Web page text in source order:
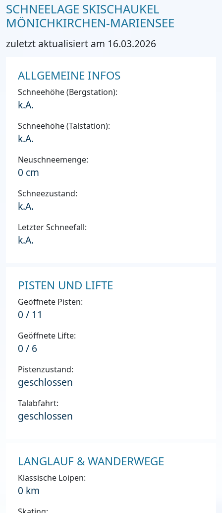
SCHNEELAGE SKISCHAUKEL
MÖNICHKIRCHEN-MARIENSEE
zuletzt aktualisiert am 16.03.2026
ALLGEMEINE INFOS
Schneehöhe (Bergstation):
k.A.
Schneehöhe (Talstation):
k.A.
Neuschneemenge:
0 cm
Schneezustand:
k.A.
Letzter Schneefall:
k.A.
PISTEN UND LIFTE
Geöffnete Pisten:
0 / 11
Geöffnete Lifte:
0 / 6
Pistenzustand:
geschlossen
Talabfahrt:
geschlossen
LANGLAUF & WANDERWEGE
Klassische Loipen:
0 km